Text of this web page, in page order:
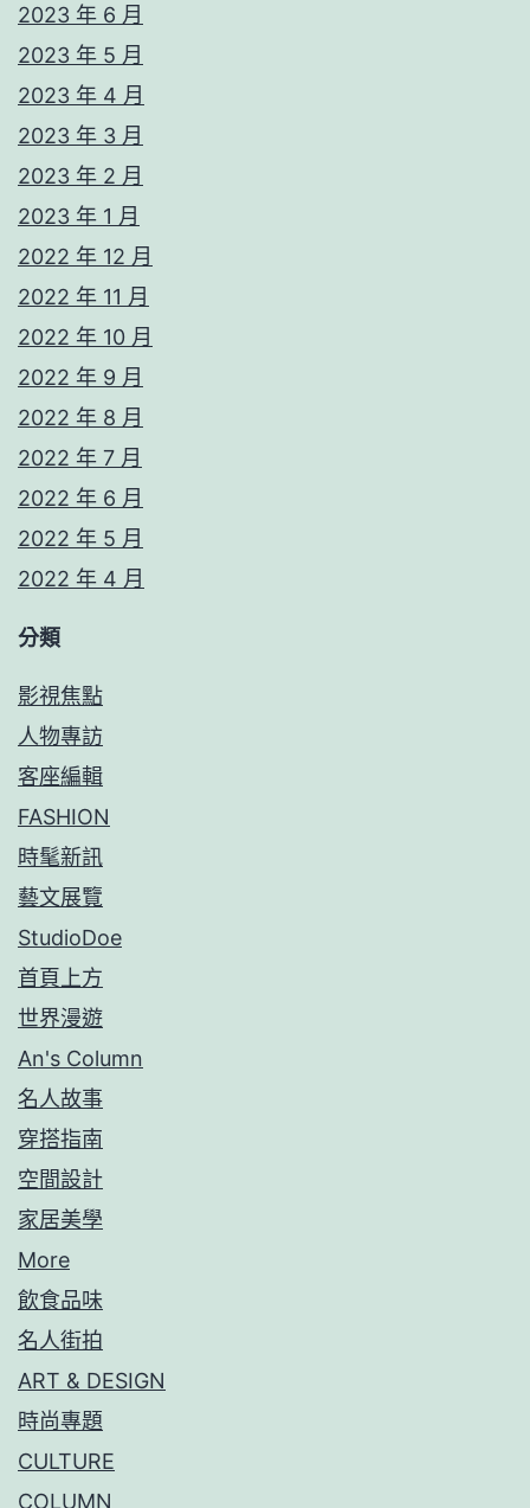
2023 年 6 月
2023 年 5 月
2023 年 4 月
2023 年 3 月
2023 年 2 月
2023 年 1 月
2022 年 12 月
2022 年 11 月
2022 年 10 月
2022 年 9 月
2022 年 8 月
2022 年 7 月
2022 年 6 月
2022 年 5 月
2022 年 4 月
分類
影視焦點
人物專訪
客座編輯
FASHION
時髦新訊
藝文展覽
StudioDoe
首頁上方
世界漫遊
An's Column
名人故事
穿搭指南
空間設計
家居美學
More
飲食品味
名人街拍
ART & DESIGN
時尚專題
CULTURE
COLUMN